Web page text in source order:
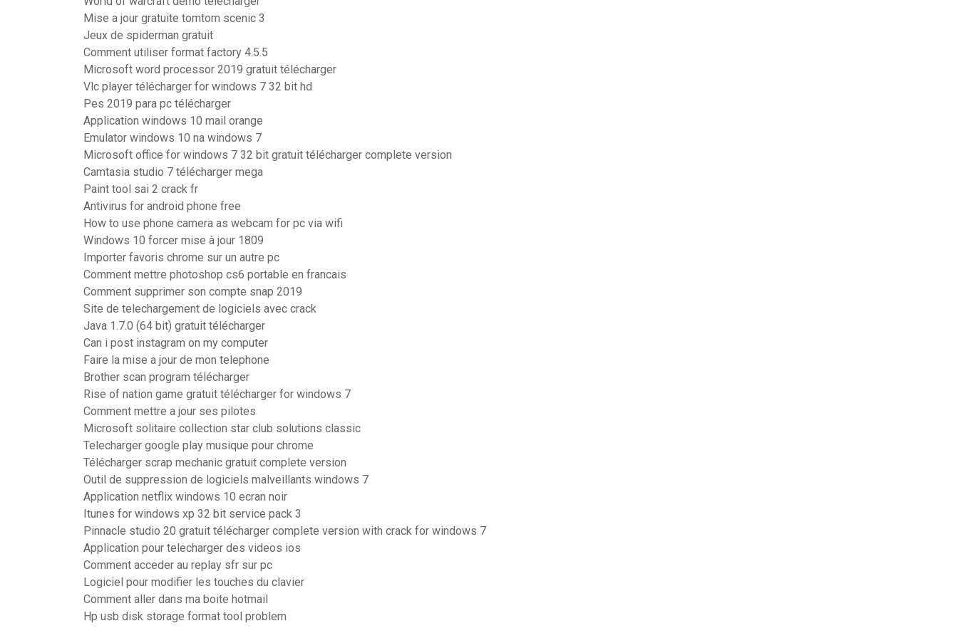
Mise a jour gratuite tomtom scenic 3
Jeux de spiderman gratuit
Comment utiliser format factory 4.5.5
Microsoft word processor 2019 gratuit télécharger
Vlc player télécharger for windows 7 32 bit hd
Pes 2019 para pc télécharger
Application windows 10 mail orange
Emulator windows 10 na windows 7
Microsoft office for windows 7 32 bit gratuit télécharger complete version
Camtasia studio 7 télécharger mega
Paint tool sai 2 crack fr
Antivirus for android phone free
How to use phone camera as webcam for pc via wifi
Windows 10 forcer mise à jour 1809
Importer favoris chrome sur un autre pc
Comment mettre photoshop cs6 portable en francais
Comment supprimer son compte snap 2019
Site de telechargement de logiciels avec crack
Java 1.7.0 (64 bit) gratuit télécharger
Can i post instagram on my computer
Faire la mise a jour de mon telephone
Brother scan program télécharger
Rise of nation game gratuit télécharger for windows 7
Comment mettre a jour ses pilotes
Microsoft solitaire collection star club solutions classic
Telecharger google play musique pour chrome
Télécharger scrap mechanic gratuit complete version
Outil de suppression de logiciels malveillants windows 7
Application netflix windows 10 ecran noir
Itunes for windows xp 32 bit service pack 3
Pinnacle studio 20 gratuit télécharger complete version with crack for windows 7
Application pour telecharger des videos ios
Comment acceder au replay sfr sur pc
Logiciel pour modifier les touches du clavier
Comment aller dans ma boite hotmail
Hp usb disk storage format tool problem